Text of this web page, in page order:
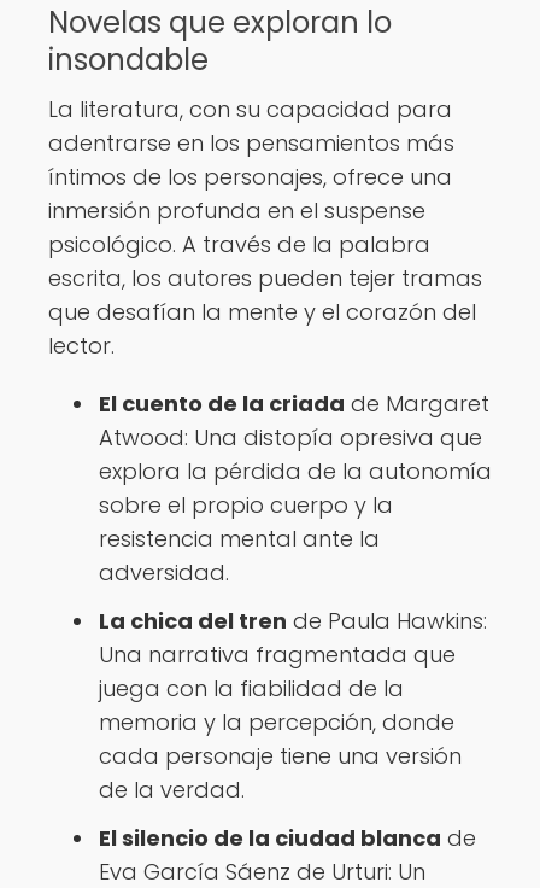
Novelas que exploran lo
insondable
La literatura, con su capacidad para
adentrarse en los pensamientos más
íntimos de los personajes, ofrece una
inmersión profunda en el suspense
psicológico. A través de la palabra
escrita, los autores pueden tejer tramas
que desafían la mente y el corazón del
lector.
El cuento de la criada de Margaret
Atwood: Una distopía opresiva que
explora la pérdida de la autonomía
sobre el propio cuerpo y la
resistencia mental ante la
adversidad.
La chica del tren de Paula Hawkins:
Una narrativa fragmentada que
juega con la fiabilidad de la
memoria y la percepción, donde
cada personaje tiene una versión
de la verdad.
El silencio de la ciudad blanca de
Eva García Sáenz de Urturi: Un